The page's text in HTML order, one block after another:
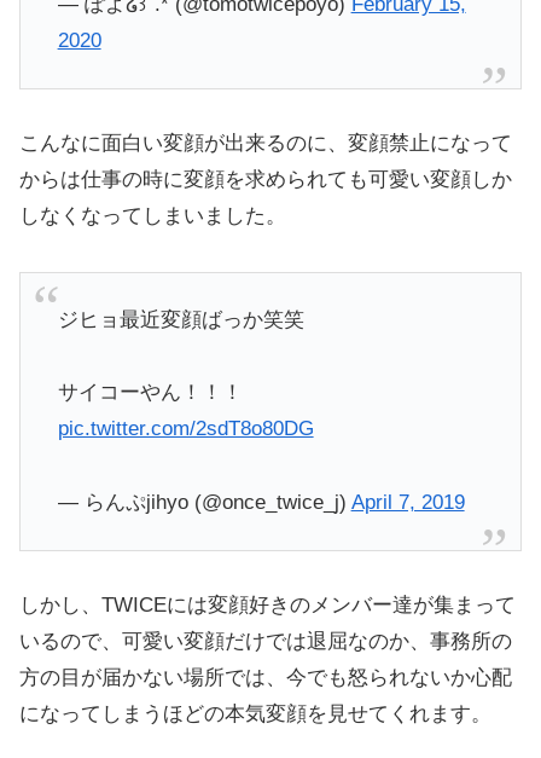
2020
こんなに面白い変顔が出来るのに、変顔禁止になって
からは仕事の時に変顔を求められても可愛い変顔しか
しなくなってしまいました。
ジヒョ最近変顔ばっか笑笑
サイコーやん！！！
pic.twitter.com/2sdT8o80DG
— らんぷjihyo (@once_twice_j) April 7, 2019
しかし、TWICEには変顔好きのメンバー達が集まって
いるので、可愛い変顔だけでは退屈なのか、事務所の
方の目が届かない場所では、今でも怒られないか心配
になってしまうほどの本気変顔を見せてくれます。